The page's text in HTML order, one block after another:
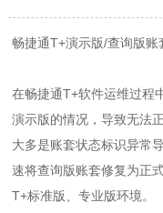
畅捷通T+演示版/查询版
在畅捷通T+软件运维过程
演示版的情况，导致无法
大多是账套状态标识异常
速将查询版账套修复为正
T+标准版、专业版环境。